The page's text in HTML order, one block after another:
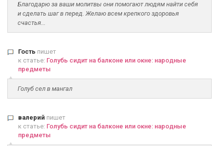
Благодарю за ваши молитвы они помогают людям найти себя
и сделать шаг в перед. Желаю всем крепкого здоровья
счастья...
Гость пишет
к статье: Голубь сидит на балконе или окне: народные
предметы
Голуб сел в мангал
валерий пишет
к статье: Голубь сидит на балконе или окне: народные
предметы